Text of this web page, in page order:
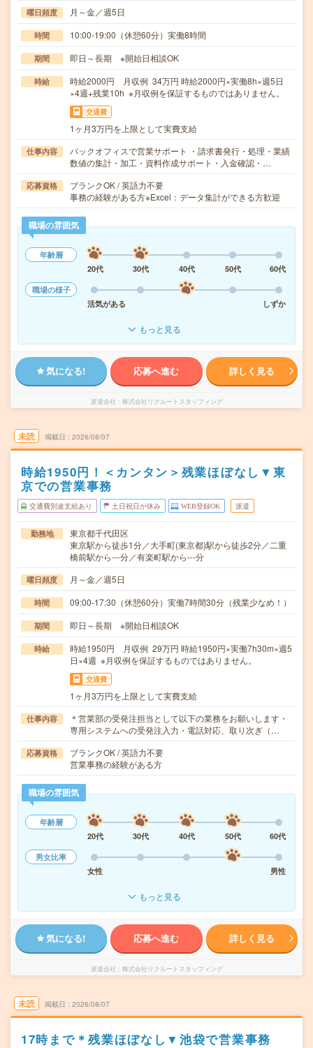
曜日頻度 月～金／週5日
時間 10:00-19:00（休憩60分）実働8時間
期間 即日～長期 ※開始日相談OK
時給
時給2000円 月収例 34万円 時給2000円×実働8h×週5日
×4週+残業10h ※月収例を保証するものではありません。
交通費
1ヶ月3万円を上限として実費支給
仕事内容
バックオフィスで営業サポート ・請求書発行・処理・業績
数値の集計・加工・資料作成サポート・入金確認・…
応募資格
ブランクOK / 英語力不要
事務の経験がある方※Excel：データ集計ができる方歓迎
職場の雰囲気
年齢層
20代
30代 40代 50代
60代
職場の様子
活気がある
しずか
もっと見る
気になる! 応募へ進む 詳しく見る
派遣会社 株式会社リクルートスタッフィング
未読 掲載日 2026/08/07
時給1950円！＜カンタン＞残業ほぼなし▼東
京での営業事務
交通費別途支給あり 土日祝日が休み WEB登録OK 派遣
勤務地
東京都千代田区
東京駅から徒歩1分／大手町(東京都)駅から徒歩2分／二重
橋前駅から---分／有楽町駅から---分
曜日頻度 月～金／週5日
時間 09:00-17:30（休憩60分）実働7時間30分（残業少なめ！）
期間 即日～長期 ※開始日相談OK
時給
時給1950円 月収例 29万円 時給1950円×実働7h30m×週5
日×4週 ※月収例を保証するものではありません。
交通費
1ヶ月3万円を上限として実費支給
仕事内容
＊営業部の受発注担当として以下の業務をお願いします・
専用システムへの受発注入力・電話対応、取り次ぎ（…
応募資格
ブランクOK / 英語力不要
営業事務の経験がある方
職場の雰囲気
年齢層
20代
30代 40代 50代
60代
男女比率
女性
男性
もっと見る
気になる! 応募へ進む 詳しく見る
派遣会社 株式会社リクルートスタッフィング
未読 掲載日 2026/08/07
17時まで＊残業ほぼなし▼池袋で営業事務